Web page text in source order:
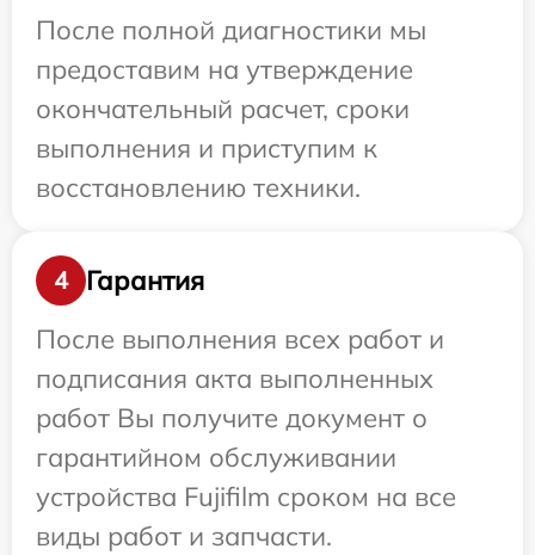
После полной диагностики мы
предоставим на утверждение
окончательный расчет, сроки
выполнения и приступим к
восстановлению техники.
4
Гарантия
После выполнения всех работ и
подписания акта выполненных
работ Вы получите документ о
гарантийном обслуживании
устройства Fujifilm сроком на все
виды работ и запчасти.